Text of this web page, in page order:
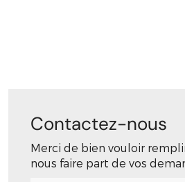
Contactez-nous
Merci de bien vouloir
nous faire part de vos